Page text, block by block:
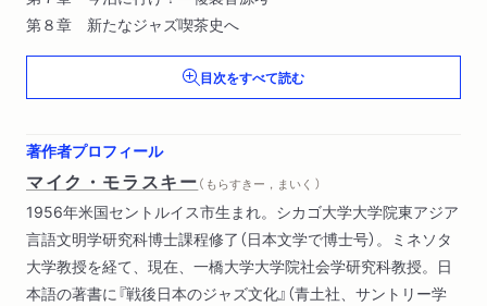
第８章 新たなジャズ喫茶史へ
目次をすべて読む
著作者プロフィール
マイク・モラスキー（ もらすきー，まいく ）
1956年米国セントルイス市生まれ。シカゴ大学大学院東アジア
言語文明学研究科博士課程修了（日本文学で博士号）。ミネソタ
大学教授を経て、現在、一橋大学大学院社会学研究科教授。日
本語の著書に『戦後日本のジャズ文化』（青土社、サントリー学